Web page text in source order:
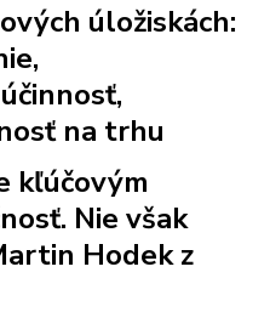
úložiskách:
na trhu
kľúčovým
Nie však
Hodek z